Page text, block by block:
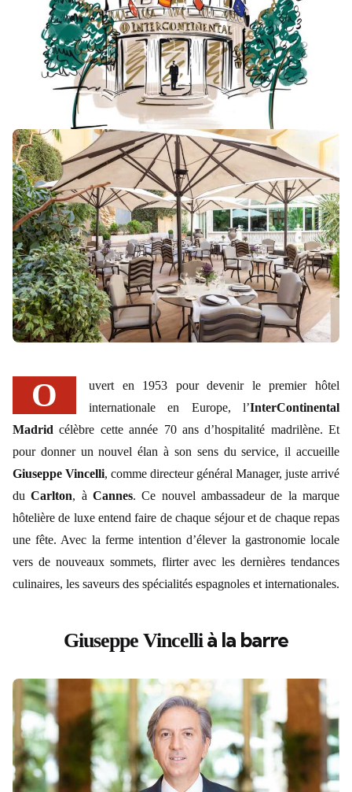
Ouvert en 1953 pour devenir le premier hôtel internationale en Europe, l’InterContinental
Madrid célèbre cette année 70 ans d’hospitalité madrilène. Et
pour donner un nouvel élan à son sens du service, il accueille
Giuseppe Vincelli, comme directeur général Manager, juste arrivé
duCarlton, àCannes. Ce nouvel ambassadeur de la marque
hôtelière de luxe entend faire de chaque séjour et de chaque repas
une fête. Avec la ferme intention d’élever la gastronomie locale
vers de nouveaux sommets, flirter avec les dernières tendances
culinaires, les saveurs des spécialités espagnoles et internationales.
Giuseppe Vincelli à la barre